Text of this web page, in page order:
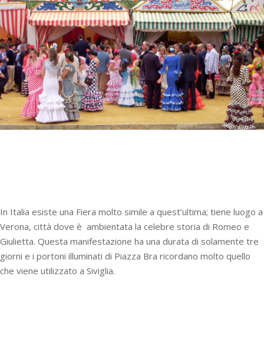
In Italia esiste una Fiera molto simile a quest’ultima; tiene luogo a
Verona, città dove è ambientata la celebre storia di Romeo e
Giulietta. Questa manifestazione ha una durata di solamente tre
giorni e i portoni illuminati di Piazza Bra ricordano molto quello
che viene utilizzato a Siviglia.